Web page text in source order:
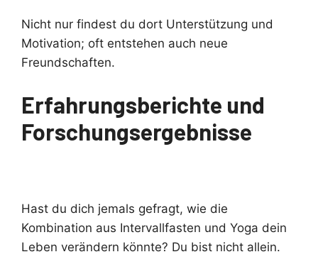
Nicht nur findest du dort Unterstützung und
Motivation; oft entstehen auch neue
Freundschaften.
Erfahrungsberichte und
Forschungsergebnisse
Hast du dich jemals gefragt, wie die
Kombination aus Intervallfasten und Yoga dein
Leben verändern könnte? Du bist nicht allein.